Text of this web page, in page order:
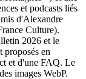
et podcasts liés
d'Alexandre
Culture).
2026 et le
proposés en
et d'une FAQ. Le
images WebP.